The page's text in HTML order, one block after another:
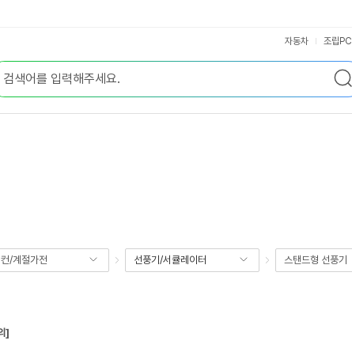
검
색
자동차 조립PC
/계절가전 선풍기/서큘레이터 스탠드형 선풍기
]